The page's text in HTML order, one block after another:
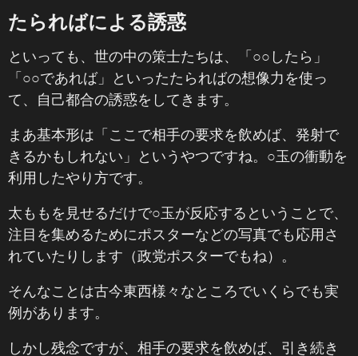
たらればによる誘惑
といっても、世の中の策士たちは、「○○したら」
「○○であれば」といったたらればの想像力を使っ
て、自己都合の誘惑をしてきます。
まあ基本形は「ここで相手の要求を飲めば、発射で
きるかもしれない」というやつですね。○玉の衝動を
利用したやり方です。
太ももを見せるだけで○玉が反応するということで、
注目を集めるためにポスターなどの写真でも応用さ
れていたりします（政党ポスターでもね）。
そんなことは古今東西様々なところでいくらでも実
例があります。
しかし残念ですが、相手の要求を飲めば、引き続き